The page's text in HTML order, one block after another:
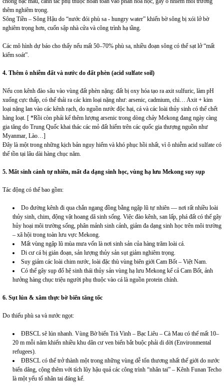
thêm nghiêm trọng.
Sông Tiền – Sông Hậu do “nước đói phù sa - hungry water” khiến bờ sông bị xói lở bờ
nghiêm trọng hơn, cuốn sập nhà cửa và công trình hạ tầng.
Các mô hình dự báo cho thấy nếu mất 50–70% phù sa, nhiều đoạn sông có thể sạt lở “mất
kiểm soát”.
4. Thêm ô nhiễm đất và nước do đất phèn (acid sulfate soil)
Nếu con kênh đào sâu vào vùng đất phèn nặng: đất bị oxy hóa tạo ra axit sulfuric, làm pH
xuống cực thấp, có thể thải ra các kim loại nặng như: arsenic, cadmium, chì… Axit + kim
loại nặng lan vào các kênh rạch, do nguồn nước độc hại, cá và các loài thủy sinh có thể chết
hàng loạt. [ *Rồi còn phải kể thêm lượng arsenic trong dòng chảy Mekong đang ngày càng
gia tăng do Trung Quốc khai thác các mỏ đất hiếm trên các quốc gia thượng nguồn như
Myanmar, Lào…]
Đây là một trong những kịch bản nguy hiểm và khó phục hồi nhất, vì ô nhiễm acid sulfate có
thể tồn tại lâu dài hàng chục năm.
5. Mất sinh cảnh tự nhiên, mất đa dạng sinh học, vùng hạ lưu Mekong suy sụp
Tác động có thể bao gồm:
Do đường kênh đi qua chắn ngang đồng bằng ngập lũ tự nhiên — nơi rất nhiều loài
thủy sinh, chim, động vật hoang dã sinh sống. Việc đào kênh, san lấp, phá đất có thể gây
hủy hoại môi trường sống, phân mảnh sinh cảnh, giảm đa dạng sinh học trên môi trường
– xã hội trong toàn lưu vực Mekong.
Mất vùng ngập lũ mùa mưa vốn là nơi sinh sản của hàng trăm loài cá.
Di cư cá bị gián đoạn, sản lượng thủy sản sụt giảm nghiêm trọng.
Suy giảm các loài chim nước, loài đặc thù vùng biên giới Cam Bốt – Việt Nam.
Có thể gây sụp đổ hệ sinh thái thủy sản vùng hạ lưu Mekong kể cả Cam Bốt, ảnh
hưởng hàng chục triệu người phụ thuộc vào cá là nguồn protein chính.
6. Sụt lún & xâm thực bờ biển tăng tốc
Do thiếu phù sa và nước ngọt:
ĐBSCL sẽ lún nhanh. Vùng Bờ biển Trà Vinh – Bạc Liêu – Cà Mau có thể mất 10–
20 m mỗi năm khiến nhiều khu dân cư ven biển bắt buộc phải di dời (Environmental
refugees).
ĐBSCL có thể trở thành một trong những vùng dễ tổn thương nhất thế giới do nước
biển dâng, cộng thêm với tích lũy hậu quả các công trình “nhân tai” – Kênh Funan Techo
là một yếu tố nhân tai đáng kể.